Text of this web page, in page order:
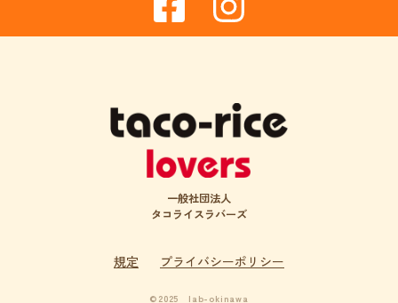
一般社団法人
タコライスラバーズ
規定 プライバシーポリシー
©2025 lab-okinawa